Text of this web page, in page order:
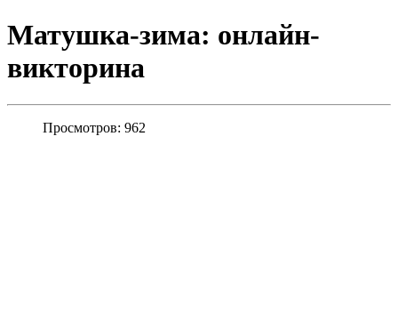
Матушка-зима: онлайн-
викторина
Просмотров: 962